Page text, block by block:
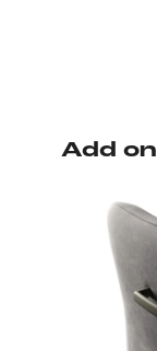
Add on